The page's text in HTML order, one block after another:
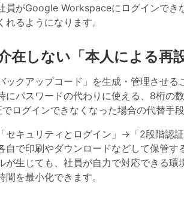
員がGoogle Workspaceにログインで
れるようになります。
在しない「本人による再
ックアップコード」を生成・管理させ
にパスワードの代わりに使える、8桁の
ログインできなくなった場合の代替手
セキュリティとログイン」→「2段階認
自で印刷やダウンロードなどして保管
が生じても、社員が自力で対応できる
間を最小化できます。